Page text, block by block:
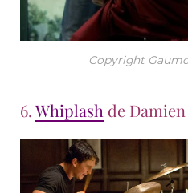
Copyright
6.Whiplash de